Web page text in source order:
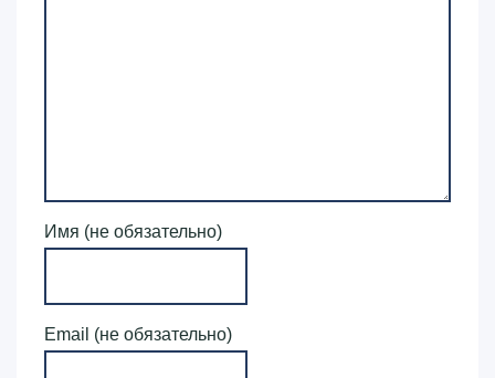
Имя (не обязательно)
Email (не обязательно)